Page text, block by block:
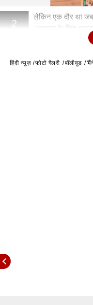
2
लेकिन एक दौर था जब
अब्राहम के लिए
को लगता था कि दोनों
हिंदी न्यूज़ फोटो गैलरी बॉलीवुड